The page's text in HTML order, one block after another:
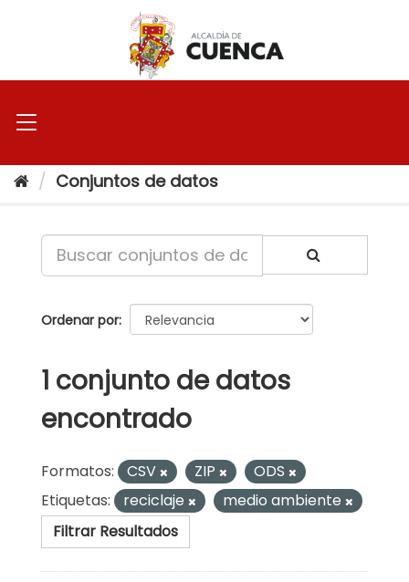
Conjuntos de datos
Ordenar por
1 conjunto de datos
encontrado
Formatos: CSV ZIP
ODS
Etiquetas:
reciclaje
medio ambiente
Filtrar Resultados